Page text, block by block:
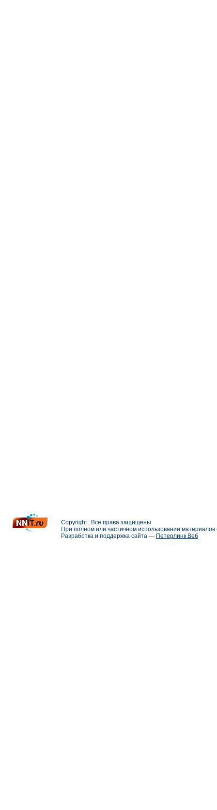
Copyright . Все права защищены
При полном или частичном использовании
Разработка и поддержка сайта — Петерлинк Веб